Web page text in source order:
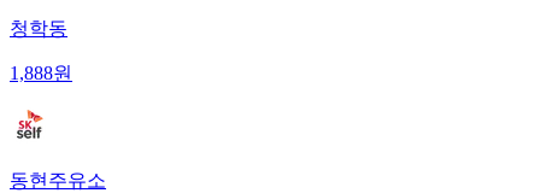
청학동
1,888원
동현주유소